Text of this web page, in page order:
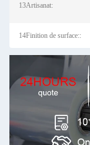
13Artisanat:
14Finition de surface::